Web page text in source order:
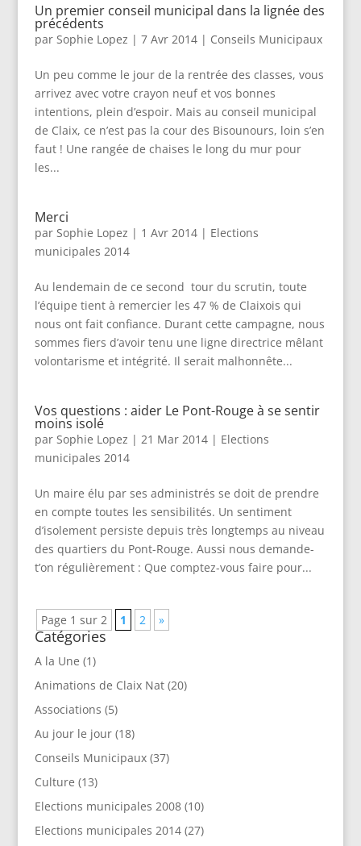
Un premier conseil municipal dans la lignée des
précédents
par Sophie Lopez | 7 Avr 2014| Conseils Municipaux
Un peu comme le jour de la rentrée des classes, vous
arrivez avec votre crayon neuf et vos bonnes
intentions, plein d’espoir. Mais au conseil municipal
de Claix, ce n’est pas la cour des Bisounours, loin s’en
faut ! Une rangée de chaises le long du mur pour
les...
Merci
par Sophie Lopez | 1 Avr 2014| Elections
municipales 2014
Au lendemain de ce second tour du scrutin, toute
l’équipe tient à remercier les 47 % de Claixois qui
nous ont fait confiance. Durant cette campagne, nous
sommes fiers d’avoir tenu une ligne directrice mêlant
volontarisme et intégrité. Il serait malhonnête...
Vos questions : aider Le Pont-Rouge à se sentir
moins isolé
par Sophie Lopez | 21 Mar 2014| Elections
municipales 2014
Un maire élu par ses administrés se doit de prendre
en compte toutes les sensibilités. Un sentiment
d’isolement persiste depuis très longtemps au niveau
des quartiers du Pont-Rouge. Aussi nous demande-
t’on régulièrement : Que comptez-vous faire pour...
Page 1 sur 2 1 2 »
Catégories
A la Une (1)
Animations de Claix Nat(20)
Associations (5)
Au jour le jour(18)
Conseils Municipaux(37)
Culture (13)
Elections municipales 2008(10)
Elections municipales 2014(27)